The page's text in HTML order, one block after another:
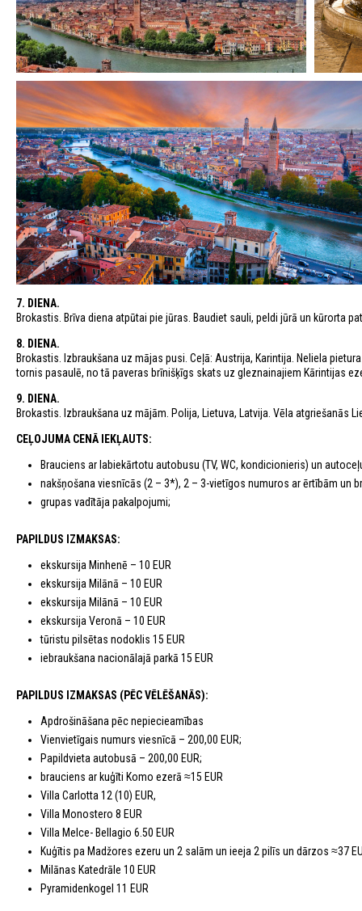
7. DIENA.
Brokastis. Brīva diena atpūtai pie jūras. Baudiet sauli, peldi jūrā un kūrorta
8. DIENA.
Brokastis. Izbraukšana uz mājas pusi. Ceļā: Austrija, Karintija. Neliela
tornis pasaulē, no tā paveras brīnišķīgs skats uz gleznainajiem Kārintijas
9. DIENA.
Brokastis. Izbraukšana uz mājām. Polija, Lietuva, Latvija. Vēla atgriešanās
CEĻOJUMA CENĀ IEKĻAUTS:
Brauciens ar labiekārtotu autobusu (TV, WC, kondicionieris) un
nakšņošana viesnīcās (2 – 3*), 2 – 3-vietīgos numuros ar ērtībām un
grupas vadītāja pakalpojumi;
PAPILDUS IZMAKSAS:
ekskursija Minhenē – 10 EUR
ekskursija Milānā – 10 EUR
ekskursija Milānā – 10 EUR
ekskursija Veronā – 10 EUR
tūristu pilsētas nodoklis 15 EUR
iebraukšana nacionālajā parkā 15 EUR
PAPILDUS IZMAKSAS (PĒC VĒLĒŠANĀS):
Apdrošināšana pēc nepiecieamības
Vienvietīgais numurs viesnīcā – 200,00 EUR;
Papildvieta autobusā – 200,00 EUR;
brauciens ar kuģīti Komo ezerā ≈15 EUR
Villa Carlotta 12 (10) EUR,
Villa Monostero 8 EUR
Villa Melce- Bellagio 6.50 EUR
Kuģītis pa Madžores ezeru un 2 salām un ieeja 2 pilīs un dārzos ≈37
Milānas Katedrāle 10 EUR
Pyramidenkogel 11 EUR